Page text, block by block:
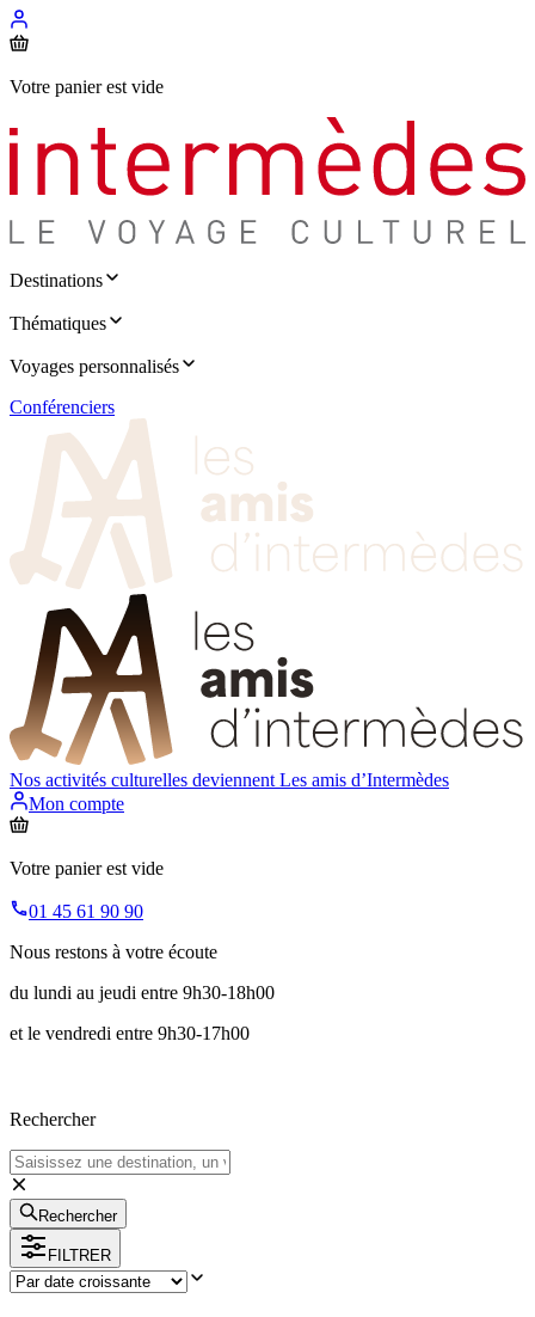
Votre panier est vide
Destinations
Thématiques
Voyages personnalisés
Conférenciers
Nos activités culturelles deviennent Les amis d’Intermèdes
Mon compte
Votre panier est vide
01 45 61 90 90
Nous restons à votre écoute
du lundi au jeudi entre 9h30-18h00
et le vendredi entre 9h30-17h00
Rechercher
Rechercher
FILTRER